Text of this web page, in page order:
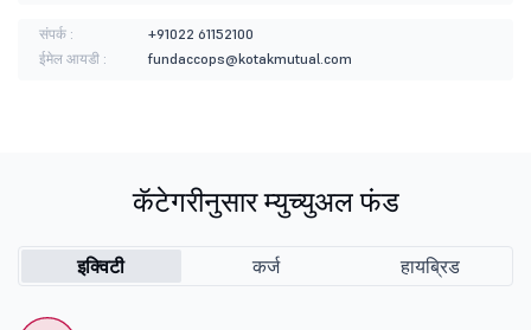
संपर्क :
+91022 61152100
ईमेल आयडी :
fundaccops@kotakmutual.com
कॅटेगरीनुसार म्युच्युअल फंड
इक्विटी कर्ज हायब्रिड